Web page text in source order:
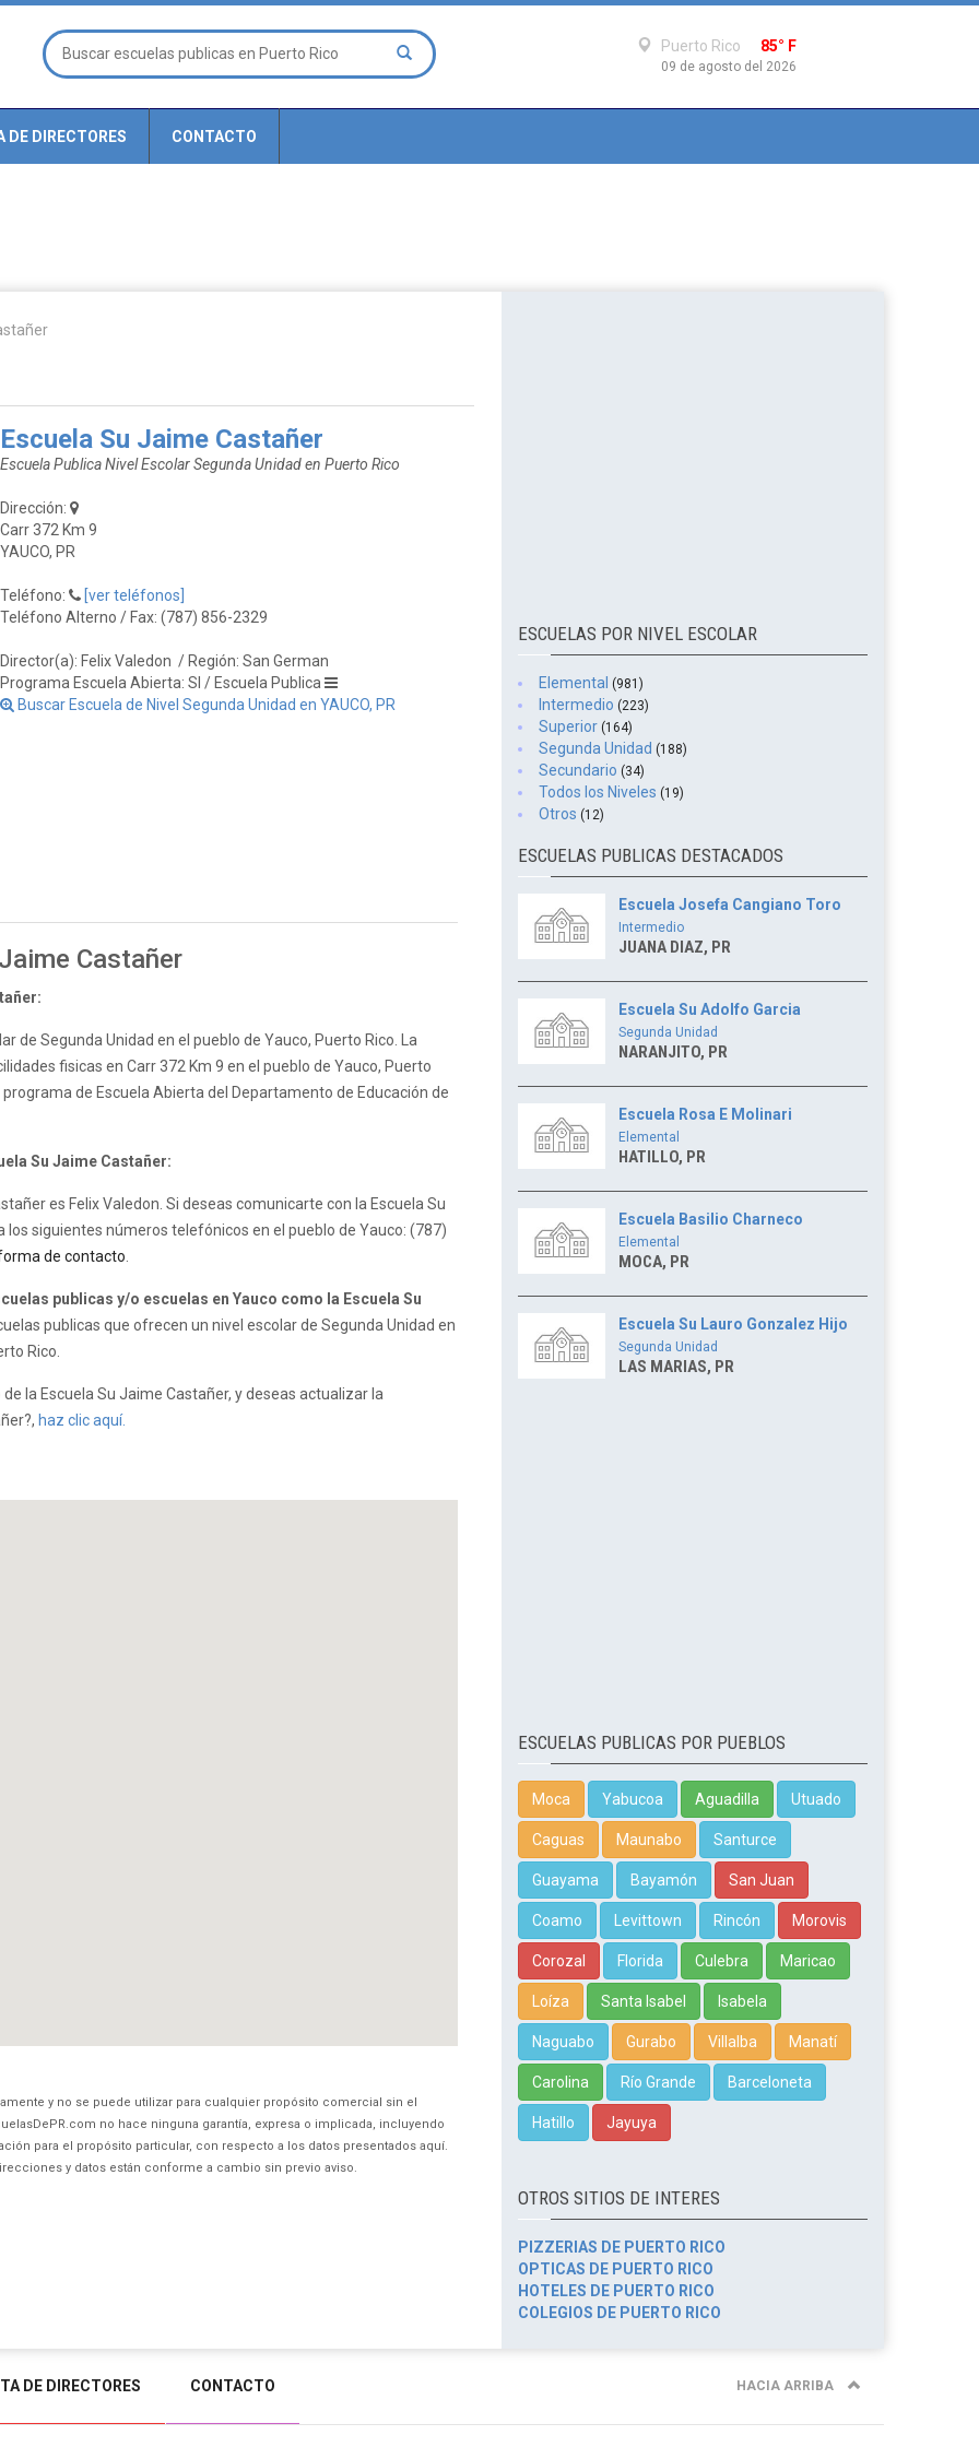
Puerto Rico 85° F
09 de agosto del 2026
DE DIRECTORES CONTACTO
Escuela Su Jaime Castañer
Escuela Publica Nivel Escolar Segunda Unidad en Puerto Rico
Dirección:
Carr 372 Km 9
YAUCO, PR
Teléfono:
[ver teléfonos]
Teléfono Alterno / Fax: (787) 856-2329
Director(a): Felix Valedon / Región: San German
Programa Escuela Abierta: SI / Escuela Publica
Buscar Escuela de Nivel Segunda Unidad en YAUCO, PR
Castañer
de Segunda Unidad en el pueblo de Yauco, Puerto Rico. La
fisicas en Carr 372 Km 9 en el pueblo de Yauco, Puerto
de Escuela Abierta del Departamento de Educación de
Su Jaime Castañer:
es Felix Valedon. Si deseas comunicarte con la Escuela Su
siguientes números telefónicos en el pueblo de Yauco: (787)
de contacto
publicas y/o escuelas en Yauco como la Escuela Su
publicas que ofrecen un nivel escolar de Segunda Unidad en
Rico.
la Escuela Su Jaime Castañer, y deseas actualizar la
haz clic aquí.
y no se puede utilizar para cualquier propósito comercial sin el
no hace ninguna garantía, expresa o implicada, incluyendo
para el propósito particular, con respecto a los datos presentados aquí.
y datos están conforme a cambio sin previo aviso.
ESCUELAS POR NIVEL ESCOLAR
Elemental (981)
Intermedio (223)
Superior (164)
Segunda Unidad (188)
Secundario (34)
Todos los Niveles (19)
Otros (12)
ESCUELAS PUBLICAS DESTACADOS
Escuela Josefa Cangiano Toro
Intermedio
JUANA DIAZ, PR
Escuela Su Adolfo Garcia
Segunda Unidad
NARANJITO, PR
Escuela Rosa E Molinari
Elemental
HATILLO, PR
Escuela Basilio Charneco
Elemental
MOCA, PR
Escuela Su Lauro Gonzalez Hijo
Segunda Unidad
LAS MARIAS, PR
ESCUELAS PUBLICAS POR PUEBLOS
Moca Yabucoa Aguadilla Utuado
Caguas Maunabo Santurce
Guayama Bayamón San Juan
Coamo Levittown Rincón Morovis
Corozal Florida Culebra Maricao
Loíza Santa Isabel Isabela
Naguabo Gurabo Villalba Manatí
Carolina Río Grande Barceloneta
Hatillo Jayuya
OTROS SITIOS DE INTERES
PIZZERIAS DE PUERTO RICO
OPTICAS DE PUERTO RICO
HOTELES DE PUERTO RICO
COLEGIOS DE PUERTO RICO
DE DIRECTORES CONTACTO HACIA ARRIBA